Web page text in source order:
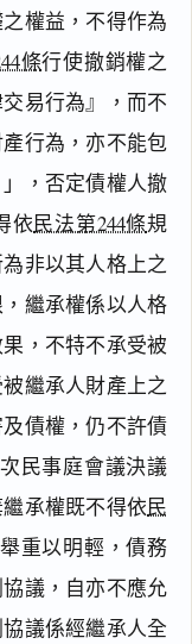
權益，不得作為
條行使撤銷權之
易行為』，而不
行為，亦不能包
，否定債權人撤
依民法第244條規
非以其人格上之
繼承權係以人格
，不特不承受被
繼承人財產上之
債權，仍不許債
民事庭會議決議
承權既不得依民
重以明輕，債務
議，自亦不應允
議係經繼承人全